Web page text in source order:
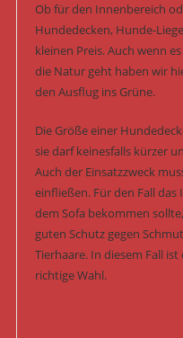
Ob für den Innenbereich
Hundedecken, Hunde-
kleinen Preis. Auch wenn
die Natur geht haben wir
den Ausflug ins Grüne.
Die Größe einer
sie darf keinesfalls kürzer
Auch der Einsatzzweck
einfließen. Für den Fall
dem Sofa bekommen
guten Schutz gegen
Tierhaare. In diesem Fall
richtige Wahl.